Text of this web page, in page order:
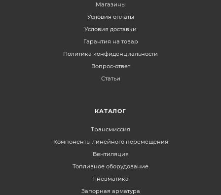
Магазины
Условия оплаты
Условия доставки
Гарантия на товар
Политика конфиденциальности
Вопрос-ответ
Статьи
КАТАЛОГ
Трансмиссия
Компоненты линейного перемещения
Вентиляция
Топливное оборудование
Пневматика
Запорная арматура